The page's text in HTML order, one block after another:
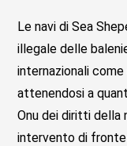
Le navi di Sea
illegale delle
internazionali
attenendosi a
Onu dei diritti della
intervento di fronte